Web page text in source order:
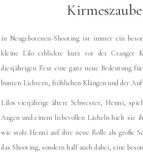
in Neugeborenen-Shooting ist immer ein
kleine Lilo erblickte kurz vor der Cranger
diesjährigen Fest eine ganz neue Bedeutung
bunten Lichtern, fröhlichen Klängen und der
Lilos vierjährige ältere Schwester, Henni,
Augen und einem liebevollen Lächeln hielt sie
wie stolz Henni auf ihre neue Rolle als große
das Shooting, sondern half auch dabei, eine